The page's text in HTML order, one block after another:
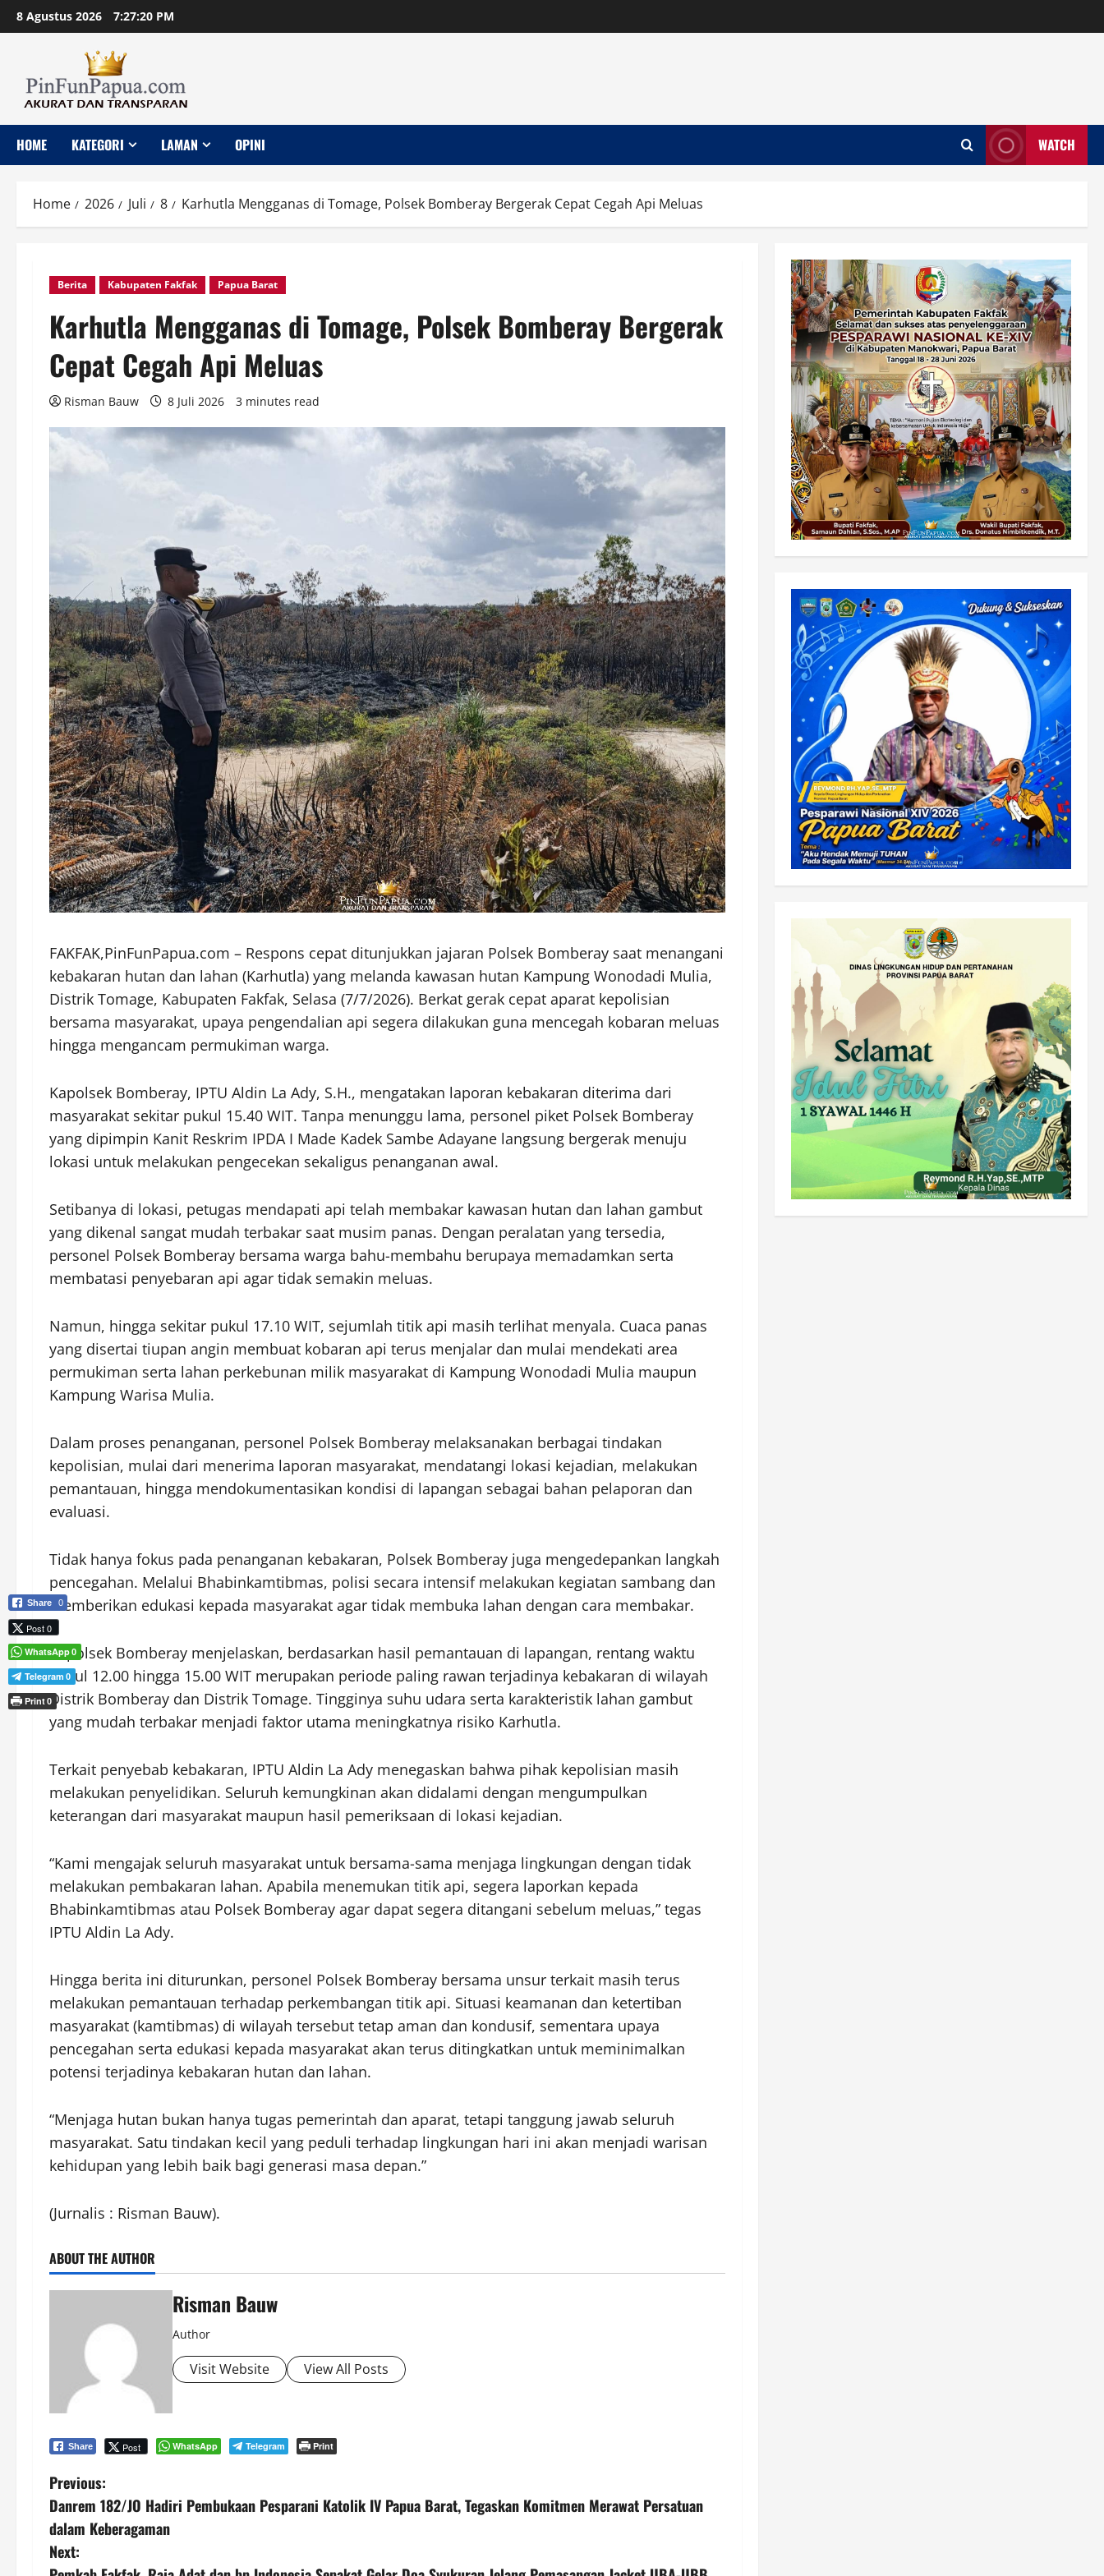
Skip
to
8 Agustus 2026 7:27:21 PM
HOME KATEGORI LAMAN OPINI WATCH
Home 2026 Juli 8 Karhutla Mengganas di Tomage, Polsek Bomberay Bergerak Cepat Cegah Api Meluas
Berita Kabupaten Fakfak Papua Barat
Karhutla Mengganas di Tomage, Polsek Bomberay Bergerak
Cepat Cegah Api Meluas
Risman Bauw 8 Juli 2026 3 minutes read
FAKFAK,PinFunPapua.com – Respons cepat ditunjukkan jajaran Polsek Bomberay saat menangani
kebakaran hutan dan lahan (Karhutla) yang melanda kawasan hutan Kampung Wonodadi Mulia,
Distrik Tomage, Kabupaten Fakfak, Selasa (7/7/2026). Berkat gerak cepat aparat kepolisian
bersama masyarakat, upaya pengendalian api segera dilakukan guna mencegah kobaran meluas
hingga mengancam permukiman warga.
Kapolsek Bomberay, IPTU Aldin La Ady, S.H., mengatakan laporan kebakaran diterima dari
masyarakat sekitar pukul 15.40 WIT. Tanpa menunggu lama, personel piket Polsek Bomberay
yang dipimpin Kanit Reskrim IPDA I Made Kadek Sambe Adayane langsung bergerak menuju
lokasi untuk melakukan pengecekan sekaligus penanganan awal.
Setibanya di lokasi, petugas mendapati api telah membakar kawasan hutan dan lahan gambut
yang dikenal sangat mudah terbakar saat musim panas. Dengan peralatan yang tersedia,
personel Polsek Bomberay bersama warga bahu-membahu berupaya memadamkan serta
membatasi penyebaran api agar tidak semakin meluas.
Namun, hingga sekitar pukul 17.10 WIT, sejumlah titik api masih terlihat menyala. Cuaca panas
yang disertai tiupan angin membuat kobaran api terus menjalar dan mulai mendekati area
permukiman serta lahan perkebunan milik masyarakat di Kampung Wonodadi Mulia maupun
Kampung Warisa Mulia.
Dalam proses penanganan, personel Polsek Bomberay melaksanakan berbagai tindakan
kepolisian, mulai dari menerima laporan masyarakat, mendatangi lokasi kejadian, melakukan
pemantauan, hingga mendokumentasikan kondisi di lapangan sebagai bahan pelaporan dan
evaluasi.
Tidak hanya fokus pada penanganan kebakaran, Polsek Bomberay juga mengedepankan langkah
pencegahan. Melalui Bhabinkamtibmas, polisi secara intensif melakukan kegiatan sambang dan
memberikan edukasi kepada masyarakat agar tidak membuka lahan dengan cara membakar.
Kapolsek Bomberay menjelaskan, berdasarkan hasil pemantauan di lapangan, rentang waktu
pukul 12.00 hingga 15.00 WIT merupakan periode paling rawan terjadinya kebakaran di wilayah
Distrik Bomberay dan Distrik Tomage. Tingginya suhu udara serta karakteristik lahan gambut
yang mudah terbakar menjadi faktor utama meningkatnya risiko Karhutla.
Terkait penyebab kebakaran, IPTU Aldin La Ady menegaskan bahwa pihak kepolisian masih
melakukan penyelidikan. Seluruh kemungkinan akan didalami dengan mengumpulkan
keterangan dari masyarakat maupun hasil pemeriksaan di lokasi kejadian.
“Kami mengajak seluruh masyarakat untuk bersama-sama menjaga lingkungan dengan tidak
melakukan pembakaran lahan. Apabila menemukan titik api, segera laporkan kepada
Bhabinkamtibmas atau Polsek Bomberay agar dapat segera ditangani sebelum meluas,” tegas
IPTU Aldin La Ady.
Hingga berita ini diturunkan, personel Polsek Bomberay bersama unsur terkait masih terus
melakukan pemantauan terhadap perkembangan titik api. Situasi keamanan dan ketertiban
masyarakat (kamtibmas) di wilayah tersebut tetap aman dan kondusif, sementara upaya
pencegahan serta edukasi kepada masyarakat akan terus ditingkatkan untuk meminimalkan
potensi terjadinya kebakaran hutan dan lahan.
“Menjaga hutan bukan hanya tugas pemerintah dan aparat, tetapi tanggung jawab seluruh
masyarakat. Satu tindakan kecil yang peduli terhadap lingkungan hari ini akan menjadi warisan
kehidupan yang lebih baik bagi generasi masa depan.”
(Jurnalis : Risman Bauw).
ABOUT THE AUTHOR
Risman Bauw
Author
Visit Website View All Posts
Share Post WhatsApp Telegram Print
P
o
s
Previous:
Danrem 182/JO Hadiri Pembukaan Pesparani Katolik IV Papua Barat, Tegaskan Komitmen Merawat Persatuan
dalam Keberagaman
Next:
Share 0
Post 0
WhatsApp0
Telegram 0
Print0